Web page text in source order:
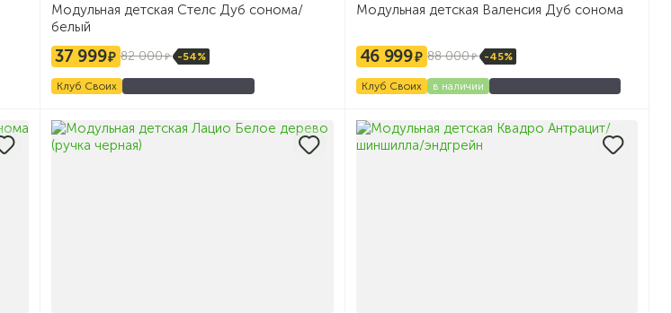
Модульная детская Стелс Дуб сонома/
белый
37 999 82 000 -54%
Клуб Своих
Модульная детская Валенсия Дуб сонома
46 999 88 000 -45%
Клуб Своих в наличии